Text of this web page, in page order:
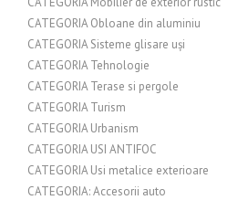
CATEGORIA Obloane din aluminiu
CATEGORIA Sisteme glisare uși
CATEGORIA Tehnologie
CATEGORIA Terase si pergole
CATEGORIA Turism
CATEGORIA Urbanism
CATEGORIA USI ANTIFOC
CATEGORIA Usi metalice exterioare
CATEGORIA: Accesorii auto